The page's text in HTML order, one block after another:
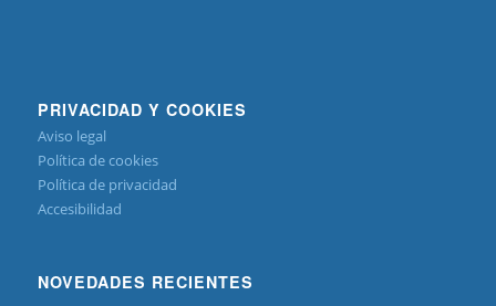
PRIVACIDAD Y COOKIES
Aviso legal
Política de cookies
Política de privacidad
Accesibilidad
NOVEDADES RECIENTES